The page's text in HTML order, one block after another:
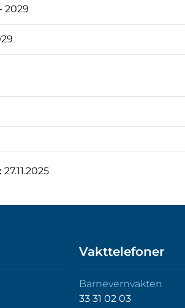
2029
27.11.2025
Vakttelefoner
Barnevernvakten
33 31 02 03